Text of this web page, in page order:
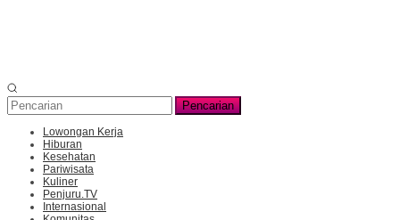
Pencarian
Lowongan Kerja
Hiburan
Kesehatan
Pariwisata
Kuliner
Penjuru.TV
Internasional